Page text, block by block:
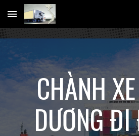
Skip to main content
CHÀNH
DƯƠNG